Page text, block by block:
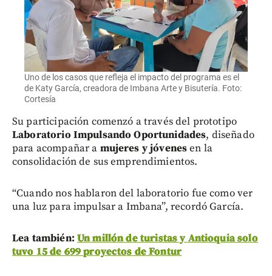
Uno de los casos que refleja el impacto del programa es el
de Katy García, creadora de Imbana Arte y Bisutería. Foto:
Cortesía
Su participación comenzó a través del prototipo
Laboratorio Impulsando Oportunidades, diseñado
para acompañar a mujeres y jóvenesen la
consolidación de sus emprendimientos.
“Cuando nos hablaron del laboratorio fue como ver
una luz para impulsar a Imbana”, recordó García.
Lea también: Un millón de turistas y Antioquia solo
tuvo 15 de 699 proyectos de Fontur